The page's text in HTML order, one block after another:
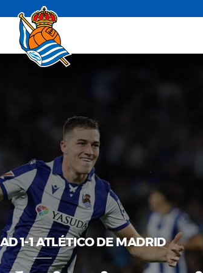
1-1 ATLÉTICO DE MADRID